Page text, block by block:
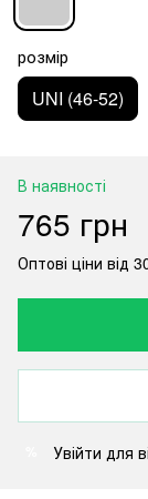
розмір
UNI (46-52)
В наявності
765 грн
Оптові ціни від
Увійти для